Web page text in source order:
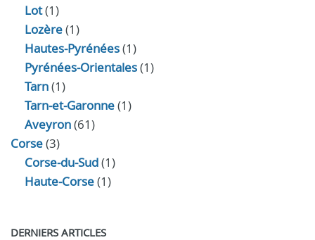
Lot(1)
Lozère(1)
Hautes-Pyrénées(1)
Pyrénées-Orientales(1)
Tarn(1)
Tarn-et-Garonne(1)
Aveyron(61)
Corse(3)
Corse-du-Sud(1)
Haute-Corse(1)
DERNIERS ARTICLES